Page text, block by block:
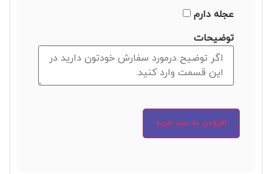
عجله دارم
توضیحات
افزودن به سبد خرید